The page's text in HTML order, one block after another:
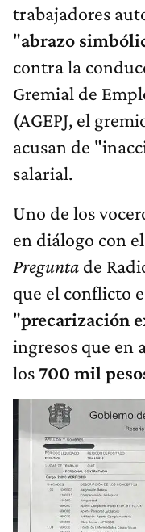
trabajadores
"abrazo
contra la
Gremial de
(AGEPJ, el
acusan de
salarial.
Uno de los
en diálogo con
Pregunta de
que el conflicto
"precarización
ingresos que en
los 700 mil